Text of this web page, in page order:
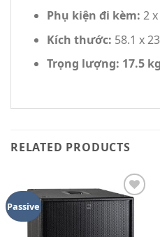
Phụ kiện đi kèm: 2
Kích thước: 58.1 x
Trọng lượng: 17.5 kg
RELATED PRODUCTS
Passive
Add to
wishlist